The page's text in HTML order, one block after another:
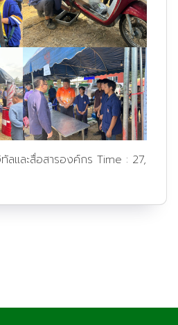
ลและสื่อสารองค์กร Time : 27,